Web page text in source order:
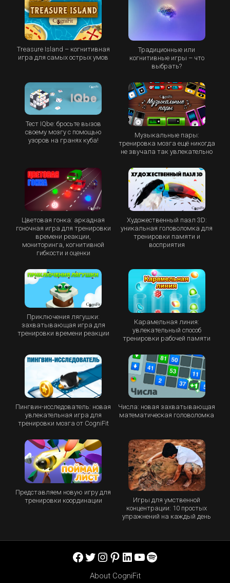
Treasure Island – когнитивная
игра для самых острых умов
Традиционные или
когнитивные игры – что
выбрать?
Тест IQbe: бросьте вызов
своему мозгу с помощью
узоров на гранях куба!
Музыкальные пары:
тренировка мозга ещё никогда
не звучала так увлекательно
Цветовая гонка: аркадная
гоночная игра для тренировки
времени реакции,
мониторинга, когнитивной
гибкости и оценки
Художественный пазл 3D:
уникальная головоломка для
тренировки памяти и
восприятия
Приключения лягушки:
захватывающая игра для
тренировки времени реакции
Карамельная линия:
увлекательный способ
тренировки рабочей памяти
Пингвин-исследователь: новая
увлекательная игра для
тренировки мозга от CogniFit
Числа: новая захватывающая
математическая головоломка
Представляем новую игру для
тренировки координации
Игры для умственной
концентрации: 10 простых
упражнений на каждый день
Facebook
Twitter
Instagram
Pinterest
LinkedIn
YouTube
Spotify
About CogniFit